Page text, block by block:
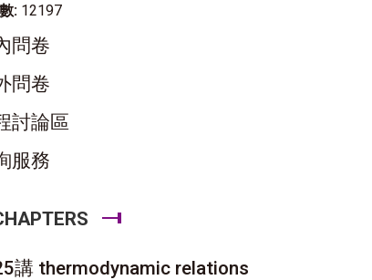
: 12197
問卷
問卷
討論區
服務
講 thermodynamic relations